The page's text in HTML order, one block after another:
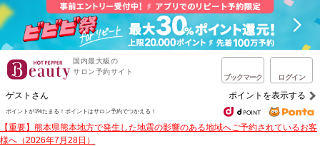
国内最大級の
サロン予約サイト
ブックマーク ログイン
ゲストさん ポイントを表示する
ポイントが1%たまる！ ポイントはサロン予約でつかえる！
【重要】熊本県熊本地方で発生した地震の影響のある地域へご予約されているお客
様へ（2026年7月28日）